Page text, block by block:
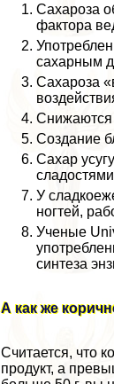
Сахароза
фактора
сахарным
Сахароза
Снижаются
Создание
Сахар
У
ногтей,
Ученые
синтеза
А как же
Считается, что
продукт, а